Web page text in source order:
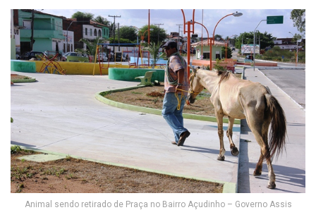
Animal sendo retirado de Praça no Bairro Açudinho – Governo Assis